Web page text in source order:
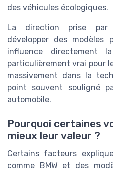
des véhicules écologiques.
La direction prise par
développer des modèles
influence directement
particulièrement vrai pour
massivement dans la
point souvent souligné
automobile.
Pourquoi certaines
mieux leur valeur ?
Certains facteurs
comme BMW et des